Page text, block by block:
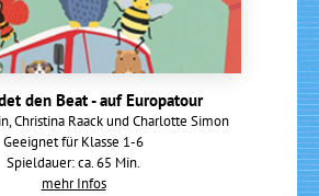
den Beat - auf Europatour
Christina Raack und Charlotte Simon
Geeignet für Klasse 1-6
Spieldauer: ca. 65 Min.
mehr Infos